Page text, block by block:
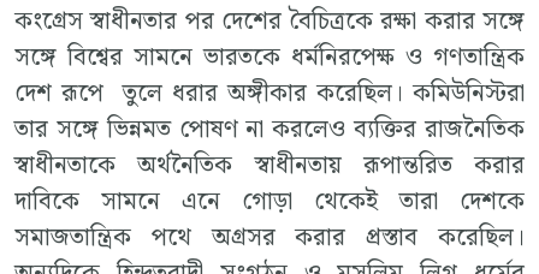
কংগ্রেস স্বাধীনতার পর দেশের বৈচিত্রকে রক্ষা করার সঙ্গে
সঙ্গে বিশ্বের সামনে ভারতকে ধর্মনিরপেক্ষ ও গণতান্ত্রিক
দেশ রূপে তুলে ধরার অঙ্গীকার করেছিল। কমিউনিস্টরা
তার সঙ্গে ভিন্নমত পোষণ না করলেও ব্যক্তির রাজনৈতিক
স্বাধীনতাকে অর্থনৈতিক স্বাধীনতায় রূপান্তরিত করার
দাবিকে সামনে এনে গোড়া থেকেই তারা দেশকে
সমাজতান্ত্রিক পথে অগ্রসর করার প্রস্তাব করেছিল।